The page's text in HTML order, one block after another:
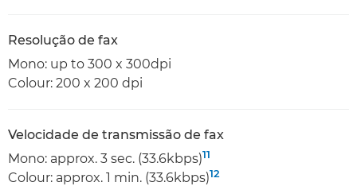
Resolução de fax
Mono: up to 300 x 300dpi
Colour: 200 x 200 dpi
Velocidade de transmissão de fax
Mono: approx. 3 sec. (33.6kbps)11
Colour: approx. 1 min. (33.6kbps)12